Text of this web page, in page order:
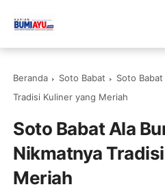
Beranda Soto Babat
Soto
Tradisi Kuliner yang Meriah
Soto Babat Ala
Nikmatnya
Meriah